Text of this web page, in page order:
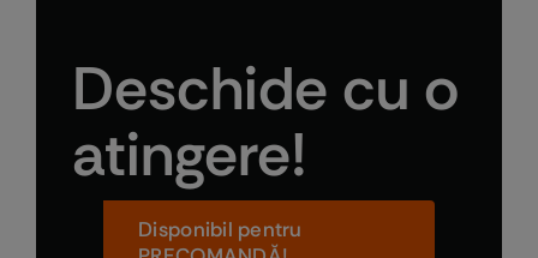
Deschide cu o
atingere!
Disponibil pentru